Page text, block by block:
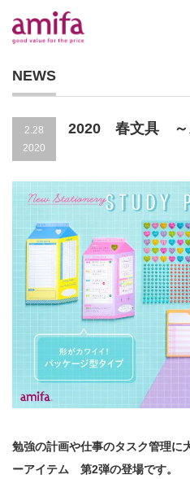
NEWS
2.28
2020
2020 春文具 ～
勉強の計画や仕事のタスク管理に
ーアイテム 第2弾の登場です。